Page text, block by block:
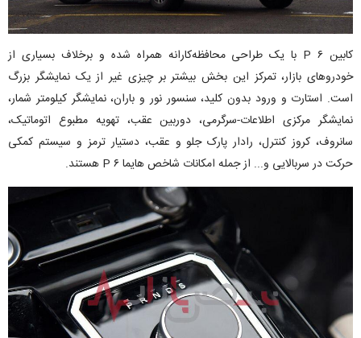
کابین ۶ P با یک طراحی محافظه‌کارانه همراه شده و برخلاف بسیاری از
خودرو‌های بازار، تمرکز این بخش بیشتر بر چیزی غیر از یک نمایشگر بزرگ
است. استارت و ورود بدون کلید، سنسور نور و باران، نمایشگر کیلومتر شمار،
نمایشگر مرکزی اطلاعات-سرگرمی، دوربین عقب، تهویه مطبوع اتوماتیک،
سانروف، کروز کنترل، رادار پارک جلو و عقب، دستیار ترمز و سیستم کمکی
حرکت در سربالایی و... از جمله امکانات شاخص هایما ۶ P هستند.